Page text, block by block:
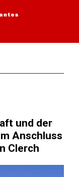
und der
Anschluss
Clerch